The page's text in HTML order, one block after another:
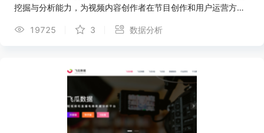
挖掘与分析能力，为视频内容创作者在节目创作和用户运营方面
为内容投资提供全面客观的价值评估。
19725 3 数据分析